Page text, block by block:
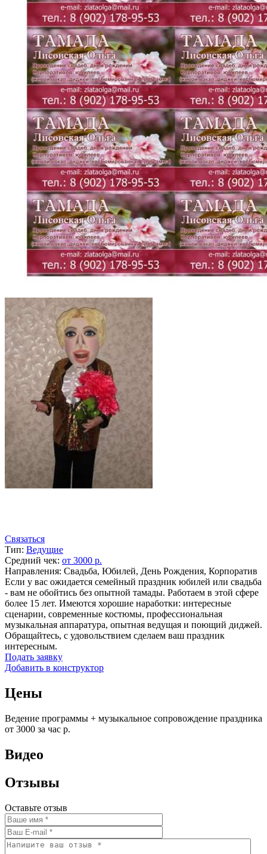
Связаться
Тип: Ведущие
Средний чек: от 3000 р.
Направления: Свадьба, Юбилей, День Рождения, Корпоратив
Если у вас ожидается семейный праздник юбилей или свадьба
- вам не обойтись без опытной тамады. Работаем в этой сфере
более 15 лет. Имеются хорошие наработки: интересные
сценарии, современные костюмы, профессиональная
музыкальная аппаратура, опытная ведущая и поющий диджей.
Обращайтесь, с удовольствием сделаем ваш праздник
интересным.
Подать заявку
Добавить в конструктор
Цены
Ведение программы + музыкальное сопровождение праздника
от 3000 за час р.
Видео
Отзывы
Оставьте отзыв